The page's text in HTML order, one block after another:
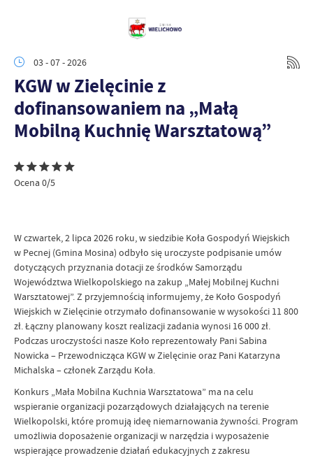
03 - 07 - 2026
KGW w Zielęcinie z
dofinansowaniem na „Małą
Mobilną Kuchnię Warsztatową”
Ocena 0/5
W czwartek, 2 lipca 2026 roku, w siedzibie Koła Gospodyń Wiejskich
w Pecnej (Gmina Mosina) odbyło się uroczyste podpisanie umów
dotyczących przyznania dotacji ze środków Samorządu
Województwa Wielkopolskiego na zakup „Małej Mobilnej Kuchni
Warsztatowej”. Z przyjemnością informujemy, że Koło Gospodyń
Wiejskich w Zielęcinie otrzymało dofinansowanie w wysokości 11 800
zł. Łączny planowany koszt realizacji zadania wynosi 16 000 zł.
Podczas uroczystości nasze Koło reprezentowały Pani Sabina
Nowicka – Przewodnicząca KGW w Zielęcinie oraz Pani Katarzyna
Michalska – członek Zarządu Koła.
Konkurs „Mała Mobilna Kuchnia Warsztatowa” ma na celu
wspieranie organizacji pozarządowych działających na terenie
Wielkopolski, które promują ideę niemarnowania żywności. Program
umożliwia doposażenie organizacji w narzędzia i wyposażenie
wspierające prowadzenie działań edukacyjnych z zakresu